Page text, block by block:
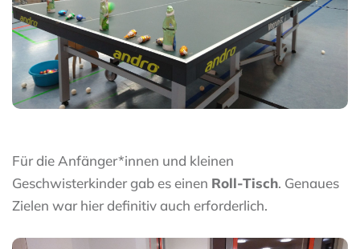
Für die Anfänger*innen und kleinen
Geschwisterkinder gab es einen Roll-Tisch. Genaues
Zielen war hier definitiv auch erforderlich.